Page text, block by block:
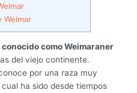
Weimar
como Weimaraner
del viejo continente.
por una raza muy
ha sido desde tiempos